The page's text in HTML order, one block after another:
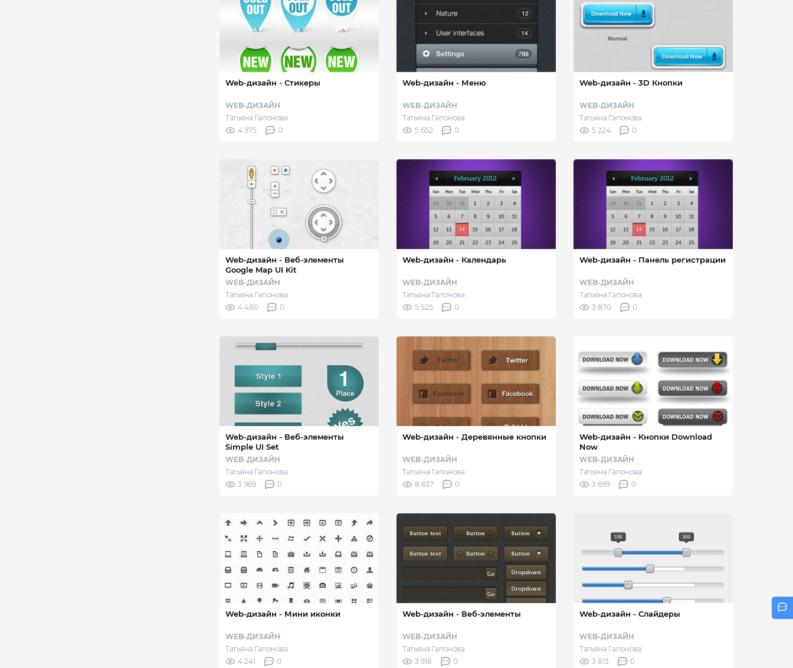
Web-дизайн - Стикеры
WEB-ДИЗАЙН
Татьяна Гапонова
4 975
0
Web-дизайн - Меню
WEB-ДИЗАЙН
Татьяна Гапонова
5 652
0
Web-дизайн - 3D Кнопки
WEB-ДИЗАЙН
Татьяна Гапонова
5 224
0
Web-дизайн - Веб-элементы
Google Map UI Kit
WEB-ДИЗАЙН
Татьяна Гапонова
4 480
0
Web-дизайн - Календарь
WEB-ДИЗАЙН
Татьяна Гапонова
5 525
0
Web-дизайн - Панель регистрации
WEB-ДИЗАЙН
Татьяна Гапонова
3 870
0
Web-дизайн - Веб-элементы
Simple UI Set
WEB-ДИЗАЙН
Татьяна Гапонова
3 969
0
Web-дизайн - Деревянные кнопки
WEB-ДИЗАЙН
Татьяна Гапонова
8 637
0
Web-дизайн - Кнопки Download
Now
WEB-ДИЗАЙН
Татьяна Гапонова
3 699
0
Web-дизайн - Мини иконки
WEB-ДИЗАЙН
Татьяна Гапонова
4 241
0
Web-дизайн - Веб-элементы
WEB-ДИЗАЙН
Татьяна Гапонова
3 918
0
Web-дизайн - Слайдеры
WEB-ДИЗАЙН
Татьяна Гапонова
3 813
0